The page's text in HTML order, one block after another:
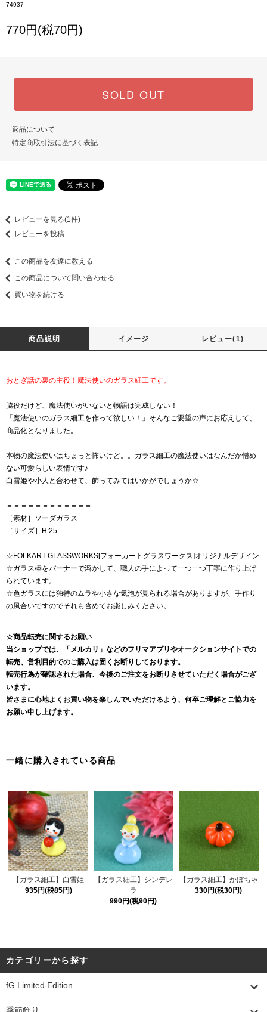
74937
770円(税70円)
SOLD OUT
返品について
特定商取引法に基づく表記
レビューを見る(1件)
レビューを投稿
この商品を友達に教える
この商品について問い合わせる
買い物を続ける
商品説明 イメージ レビュー(1)
おとぎ話の裏の主役！魔法使いのガラス細工です。
脇役だけど、魔法使いがいないと物語は完成しない！
「魔法使いのガラス細工を作って欲しい！」そんなご要望の声にお応えして、
商品化となりました。
本物の魔法使いはちょっと怖いけど。。ガラス細工の魔法使いはなんだか憎め
ない可愛らしい表情です♪
白雪姫や小人と合わせて、飾ってみてはいかがでしょうか☆
＝＝＝＝＝＝＝＝＝＝＝＝
［素材］ソーダガラス
［サイズ］H:25
☆FOLKART GLASSWORKS[フォーカートグラスワークス]オリジナルデザイン
☆ガラス棒をバーナーで溶かして、職人の手によって一つ一つ丁寧に作り上げ
られています。
☆色ガラスには独特のムラや小さな気泡が見られる場合がありますが、手作り
の風合いですのでそれも含めてお楽しみください。
☆商品転売に関するお願い
当ショップでは、「メルカリ」などのフリマアプリやオークションサイトでの
転売、営利目的でのご購入は固くお断りしております。
転売行為が確認された場合、今後のご注文をお断りさせていただく場合がござ
います。
皆さまに心地よくお買い物を楽しんでいただけるよう、何卒ご理解とご協力を
お願い申し上げます。
一緒に購入されている商品
【ガラス細工】白雪姫
935円(税85円)
【ガラス細工】シンデレ
ラ
990円(税90円)
【ガラス細工】かぼちゃ
330円(税30円)
カテゴリーから探す
fG Limited Edition
季節飾り